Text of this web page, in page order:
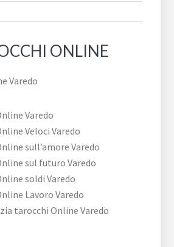
ONLINE
Varedo
Veloci Varedo
sull’amore Varedo
sul futuro Varedo
soldi Varedo
Lavoro Varedo
tarocchi Online Varedo